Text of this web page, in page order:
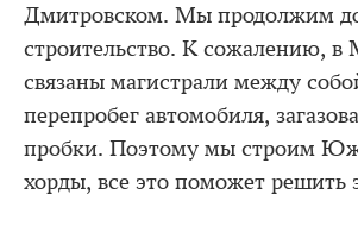
Дмитровском. Мы продолжим
строительство. К сожалению, в
связаны магистрали между
перепробег автомобиля,
пробки. Поэтому мы строим
хорды, все это поможет решить